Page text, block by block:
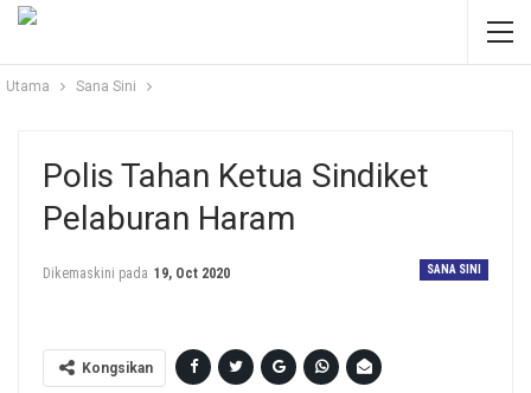
Utama Sana Sini
Polis Tahan Ketua Sindiket
Pelaburan Haram
SANA SINI
Dikemaskini pada 19, Oct 2020
Kongsikan